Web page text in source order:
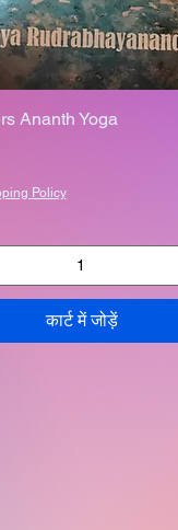
Ananth Yoga
Policy
कार्ट में जोड़ें